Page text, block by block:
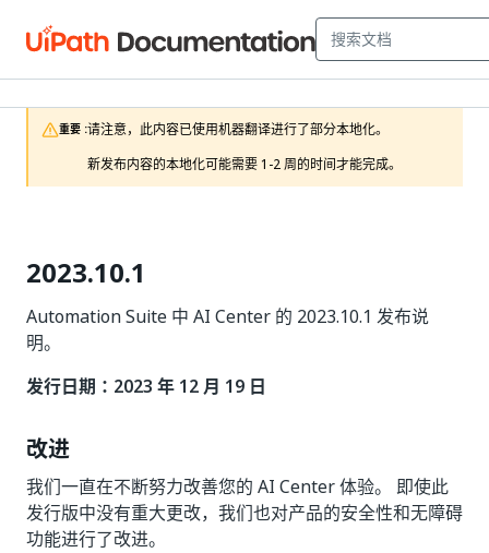
重要 :请注意，此内容已使用机器翻译进行了部分本地化。
新发布内容的本地化可能需要 1-2 周的时间才能完成。
2023.10.1
Automation Suite 中 AI Center 的 2023.10.1 发布说
明。
发行日期：2023 年 12 月 19 日
改进
我们一直在不断努力改善您的 AI Center 体验。 即使此
发行版中没有重大更改，我们也对产品的安全性和无障碍
功能进行了改进。